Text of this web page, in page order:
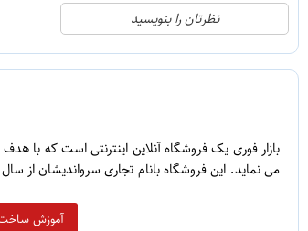
21
3
1
1
5
نظرتان را بنویسید
بازار فوری یک فروشگاه آنلاین اینترنتی است که با
می نماید. این فروشگاه بانام تجاری سرواندیشان از سال 1397 فعالیت خود را آغاز نموده است.
آموزش